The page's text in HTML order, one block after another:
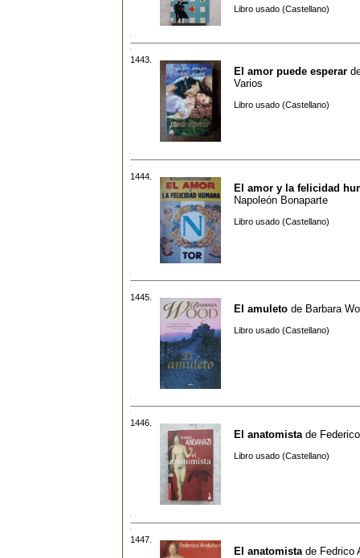
Libro usado (Castellano)
1443.
El amor puede esperar
Varios
Libro usado (Castellano)
1444.
El amor y la felicidad
Napoleón Bonaparte
Libro usado (Castellano)
1445.
El amuleto de Barbara
Libro usado (Castellano)
1446.
El anatomista de
Libro usado (Castellano)
1447.
El anatomista de Fedrico